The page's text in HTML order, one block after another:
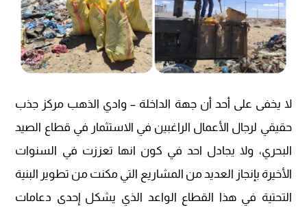
لا يخفى على أحد أن جهة الداخلة – وادي الذهب مركز جذب
حقيقي لرجال الأعمال الراغبين في الاستثمار في قطاع الصيد
البحري، ولا يجادل احد في كون انها تعززت في السنوات
الأخيرة بإنجاز العديد من المشاريع التي مكنت من تطوير البنية
التحتية في هذا القطاع الواعد الذي يشكل إحدى دعامات